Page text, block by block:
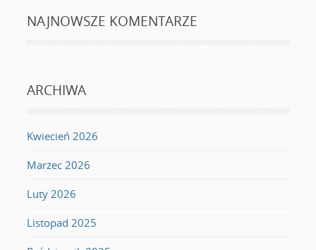
NAJNOWSZE KOMENTARZE
ARCHIWA
Kwiecień 2026
Marzec 2026
Luty 2026
Listopad 2025